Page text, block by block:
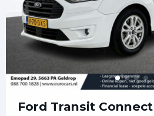
Ford Transit Connect